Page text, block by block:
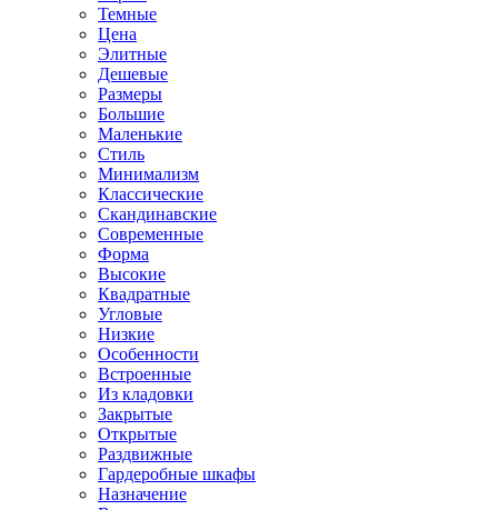
Темные
Цена
Элитные
Дешевые
Размеры
Большие
Маленькие
Стиль
Минимализм
Классические
Скандинавские
Современные
Форма
Высокие
Квадратные
Угловые
Низкие
Особенности
Встроенные
Из кладовки
Закрытые
Открытые
Раздвижные
Гардеробные шкафы
Назначение